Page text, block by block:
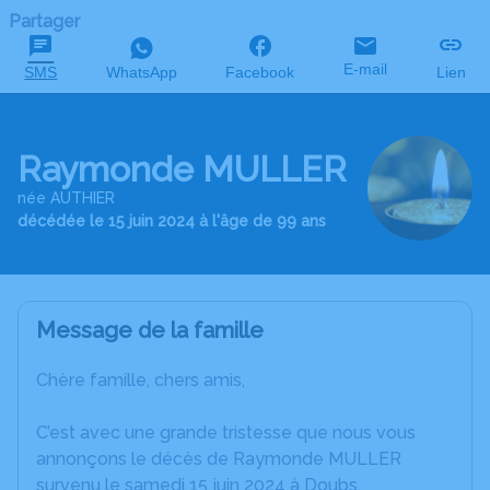
Partager
SMS WhatsApp Facebook E-mail Lien
Raymonde MULLER
née AUTHIER
décédée le 15 juin 2024 à l'âge de 99 ans
Message de la famille
Chère famille, chers amis,
C’est avec une grande tristesse que nous vous
annonçons le décès de Raymonde MULLER
survenu le samedi 15 juin 2024 à Doubs.